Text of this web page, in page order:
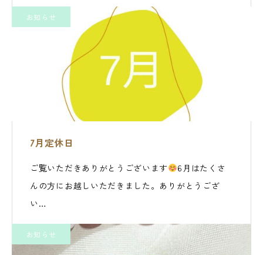
お知らせ
7月定休日
ご覧いただきありがとうございます
6月はたくさ
んの方にお越しいただきました。ありがとうござ
い…
お知らせ